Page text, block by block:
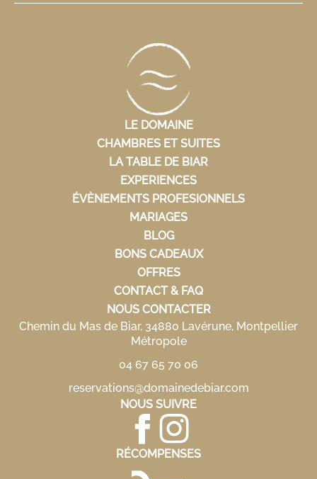
LE DOMAINE
CHAMBRES ET SUITES
LA TABLE DE BIAR
EXPERIENCES
ÉVÈNEMENTS PROFESIONNELS
MARIAGES
BLOG
BONS CADEAUX
OFFRES
CONTACT & FAQ
NOUS CONTACTER
Chemin du Mas de Biar, 34880 Lavérune, Montpellier
Métropole
04 67 65 70 06
reservations@domainedebiar.com
NOUS SUIVRE
RÉCOMPENSES